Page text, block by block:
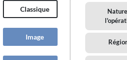
Classique
Image